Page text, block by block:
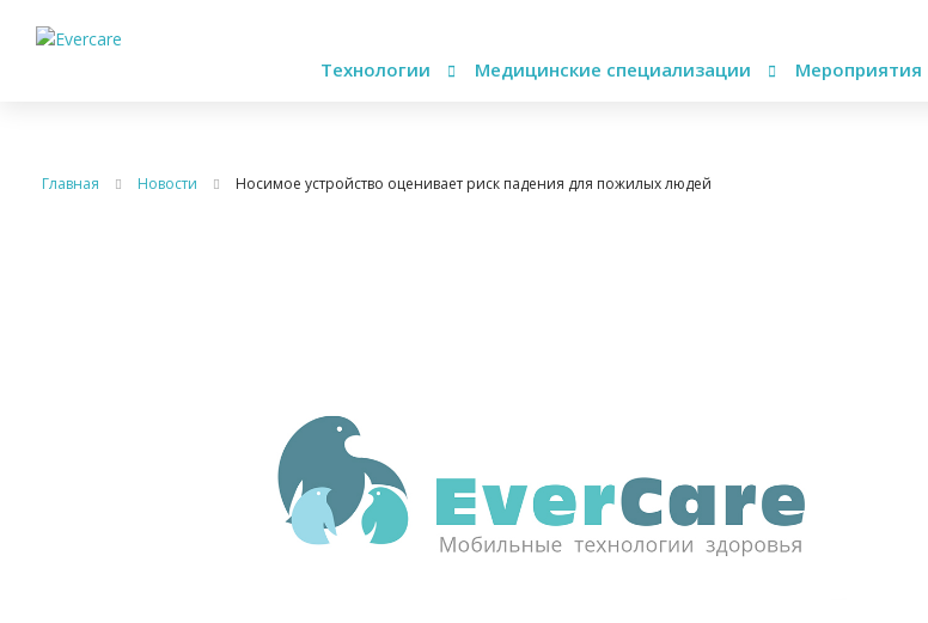
Технологии Медицинские специализации Мероприятия
Главная Новости Носимое устройство оценивает риск падения для пожилых людей